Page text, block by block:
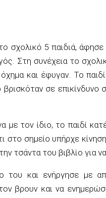
σχολικό 5 παιδιά,
Στη συνέχεια το
και έφυγαν. Το
σε επικίνδυνο
τον ίδιο, το παιδί
στο σημείο υπήρχε
τσάντα του βιβλίο για
και ενήργησε με
βρουν και να